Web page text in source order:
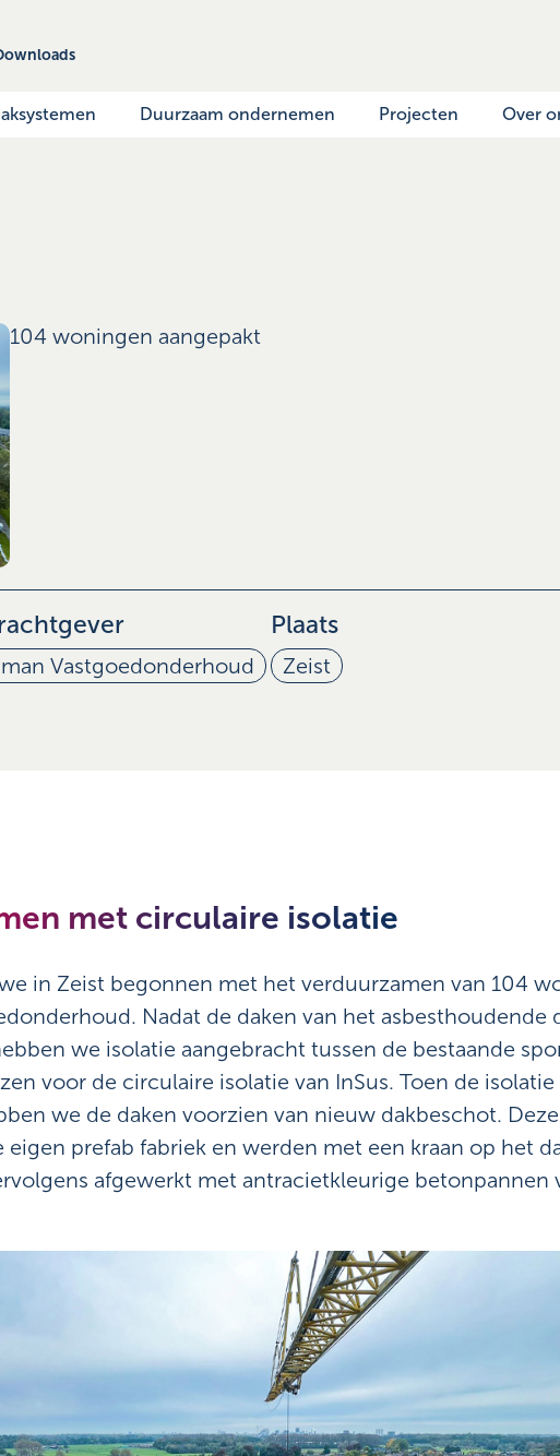
Duurzaam ondernemen Projecten Over
104 woningen aangepakt
Plaats
Vastgoedonderhoud Zeist
met circulaire isolatie
in Zeist begonnen met het verduurzamen van 104
Nadat de daken van het asbesthoudende
we isolatie aangebracht tussen de bestaande
voor de circulaire isolatie van InSus. Toen de isolatie
we de daken voorzien van nieuw dakbeschot.
prefab fabriek en werden met een kraan op het
afgewerkt met antracietkleurige betonpannen